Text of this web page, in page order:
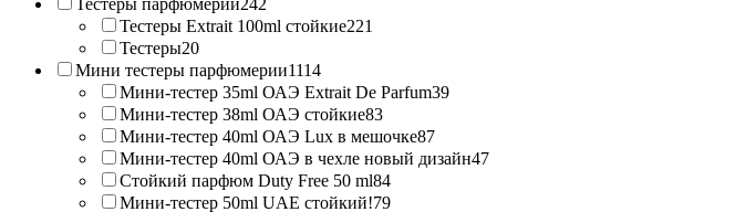
Тестеры парфюмерии242
Тестеры Extrait 100ml стойкие221
Тестеры20
Мини тестеры парфюмерии1114
Мини-тестер 35ml ОАЭ Extrait De Parfum39
Мини-тестер 38ml ОАЭ стойкие83
Мини-тестер 40ml ОАЭ Lux в мешочке87
Мини-тестер 40ml ОАЭ в чехле новый дизайн47
Стойкий парфюм Duty Free 50 ml84
Мини-тестер 50ml UAE стойкий!79